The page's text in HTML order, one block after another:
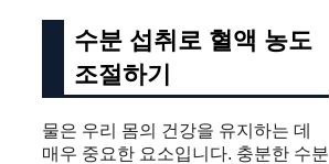
수분 섭취로 혈액 농도
조절하기
물은 우리 몸의 건강을 유지하는 데
매우 중요한 요소입니다. 충분한 수분